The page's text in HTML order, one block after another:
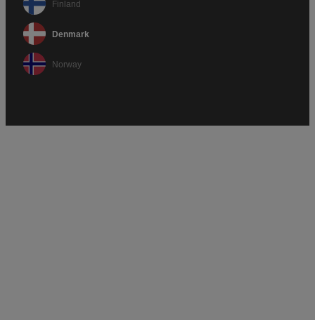
Finland
Denmark
Norway